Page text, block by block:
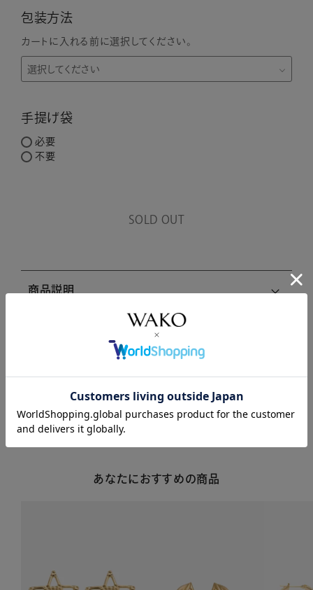
包装方法
カートに入れる前に選択してください。
手提げ袋
必要
不要
SOLD OUT
商品説明
あなたにおすすめの商品